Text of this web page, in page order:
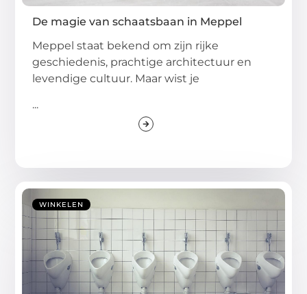
De magie van schaatsbaan in Meppel
Meppel staat bekend om zijn rijke
geschiedenis, prachtige architectuur en
levendige cultuur. Maar wist je
...
WINKELEN